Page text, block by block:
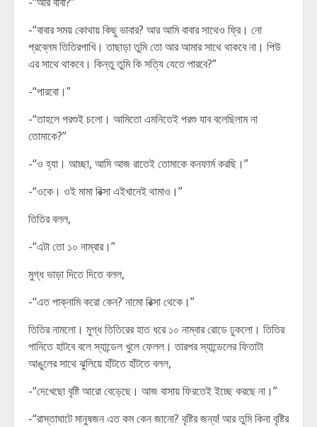
-“বাবার সময় কোথায় কিছু ভাবার? আর আমি বাবার সাথেও ফ্রি। নো
প্রব্লেম তিতিরপাখি। তাছাড়া তুমি তো আর আমার সাথে থাকবে না। পিউ
এর সাথে থাকবে। কিন্তু তুমি কি সত্যি যেতে পারবে?”
-“পারবো।”
-“তাহলে পরশুই চলো। আমিতো এমনিতেই পরশু যাব বলেছিলাম না
তোমাকে?”
-“ও হ্যা। আচ্ছা, আমি আজ রাতেই তোমাকে কনফার্ম করছি।”
-“ওকে। ওই মামা রিক্সা এইখানেই থামাও।”
তিতির বলল,
-“এটা তো ১০ নাম্বার।”
মুগ্ধ ভাড়া দিতে দিতে বলল,
-“এত পাক্নামি করো কেন? নামো রিক্সা থেকে।”
তিতির নামলো। মুগ্ধ তিতিরের হাত ধরে ১০ নাম্বার রোডে ঢুকলো। তিতির
পানিতে হাটবে বলে স্যান্ডেল খুলে ফেলল। তারপর স্যান্ডেলের ফিতাটা
আঙুলের সাথে ঝুলিয়ে হাঁটতে হাঁটতে বলল,
-“দেখেছো বৃষ্টি আরো বেড়েছে। আজ বাসায় ফিরতেই ইচ্ছে করছে না।”
-“রাস্তাঘাটে মানুষজন এত কম কেন জানো? বৃষ্টির জন্য! আর তুমি কিনা বৃষ্টির